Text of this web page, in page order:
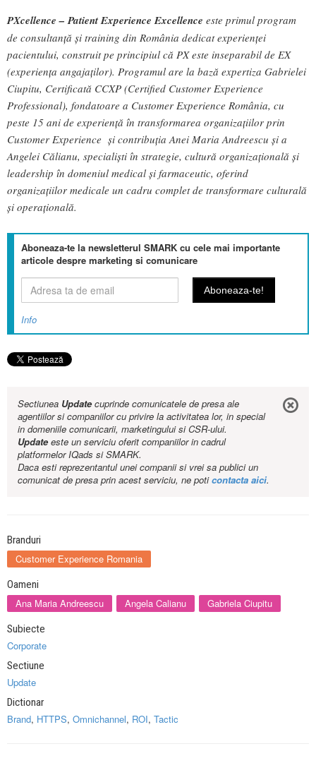
PXcellence – Patient Experience Excellence este primul program
de consultanță și training din România dedicat experienței
pacientului, construit pe principiul că PX este inseparabil de EX
(experiența angajaților). Programul are la bază expertiza Gabrielei
Ciupitu, Certificată CCXP (Certified Customer Experience
Professional), fondatoare a Customer Experience România, cu
peste 15 ani de experiență în transformarea organizațiilor prin
Customer Experience și contribuția Anei Maria Andreescu și a
Angelei Călianu, specialiști în strategie, cultură organizațională și
leadership în domeniul medical și farmaceutic, oferind
organizațiilor medicale un cadru complet de transformare culturală
și operațională.
Aboneaza-te la newsletterul SMARK cu cele mai importante
articole despre marketing si comunicare
Info
Sectiunea Updatecuprinde comunicatele de presa ale
agentiilor si companiilor cu privire la activitatea lor, in special
in domeniile comunicarii, marketingului si CSR-ului.
Updateeste un serviciu oferit companiilor in cadrul
platformelor IQads si SMARK.
Daca esti reprezentantul unei companii si vrei sa publici un
comunicat de presa prin acest serviciu, ne poticontacta aici.
Branduri
Customer Experience Romania
Oameni
Ana Maria Andreescu Angela Calianu Gabriela Ciupitu
Subiecte
Corporate
Sectiune
Update
Dictionar
Brand, HTTPS, Omnichannel, ROI, Tactic